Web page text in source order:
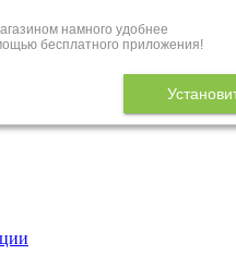
намного удобнее
бесплатного приложения!